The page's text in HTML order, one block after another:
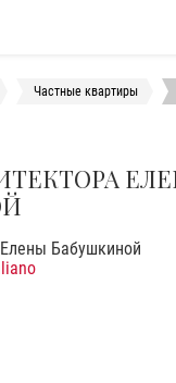
Частные квартиры
Бабушкиной